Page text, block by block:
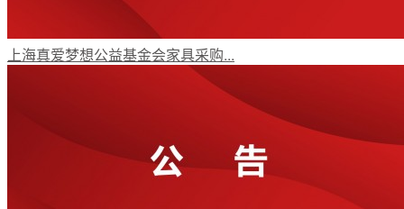
上海真爱梦想公益基金会家具采购...